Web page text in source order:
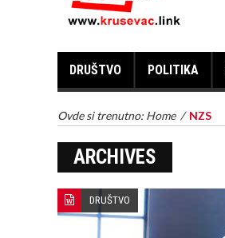
DRUŠTVO POLITIKA
Ovde si trenutno: Home / NZS
ARCHIVES
DRUŠTVO